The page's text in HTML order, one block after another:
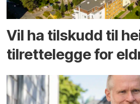
Vil ha tilskudd til
tilrettelegge for